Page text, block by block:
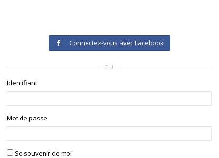
Connectez-vous avec Facebook
OU
Identifiant
Mot de passe
Se souvenir de moi